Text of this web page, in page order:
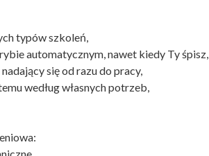
typów szkoleń,
automatycznym, nawet kiedy Ty śpisz,
się od razu do pracy,
według własnych potrzeb,